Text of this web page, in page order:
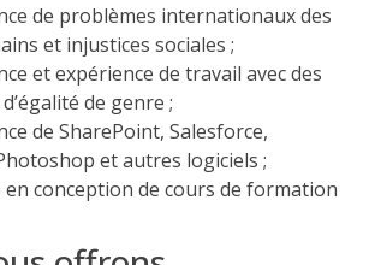
de problèmes internationaux des
et injustices sociales ;
et expérience de travail avec des
de genre ;
de SharePoint, Salesforce,
et autres logiciels ;
en conception de cours de formation